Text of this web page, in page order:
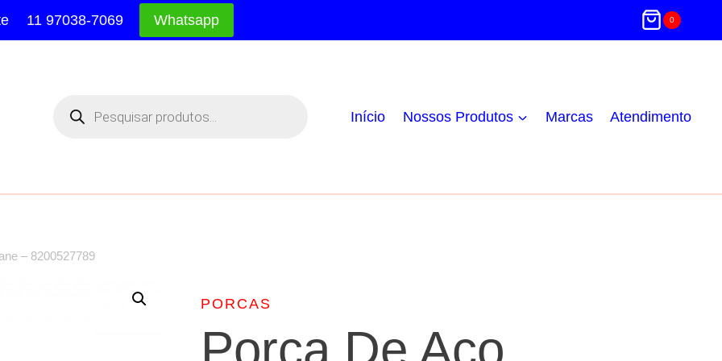
11 97038-7069 Whatsapp 0
produtos
Início Nossos Produtos Marcas Atendimento
– 8200527789
PORCAS
Porca De Aço